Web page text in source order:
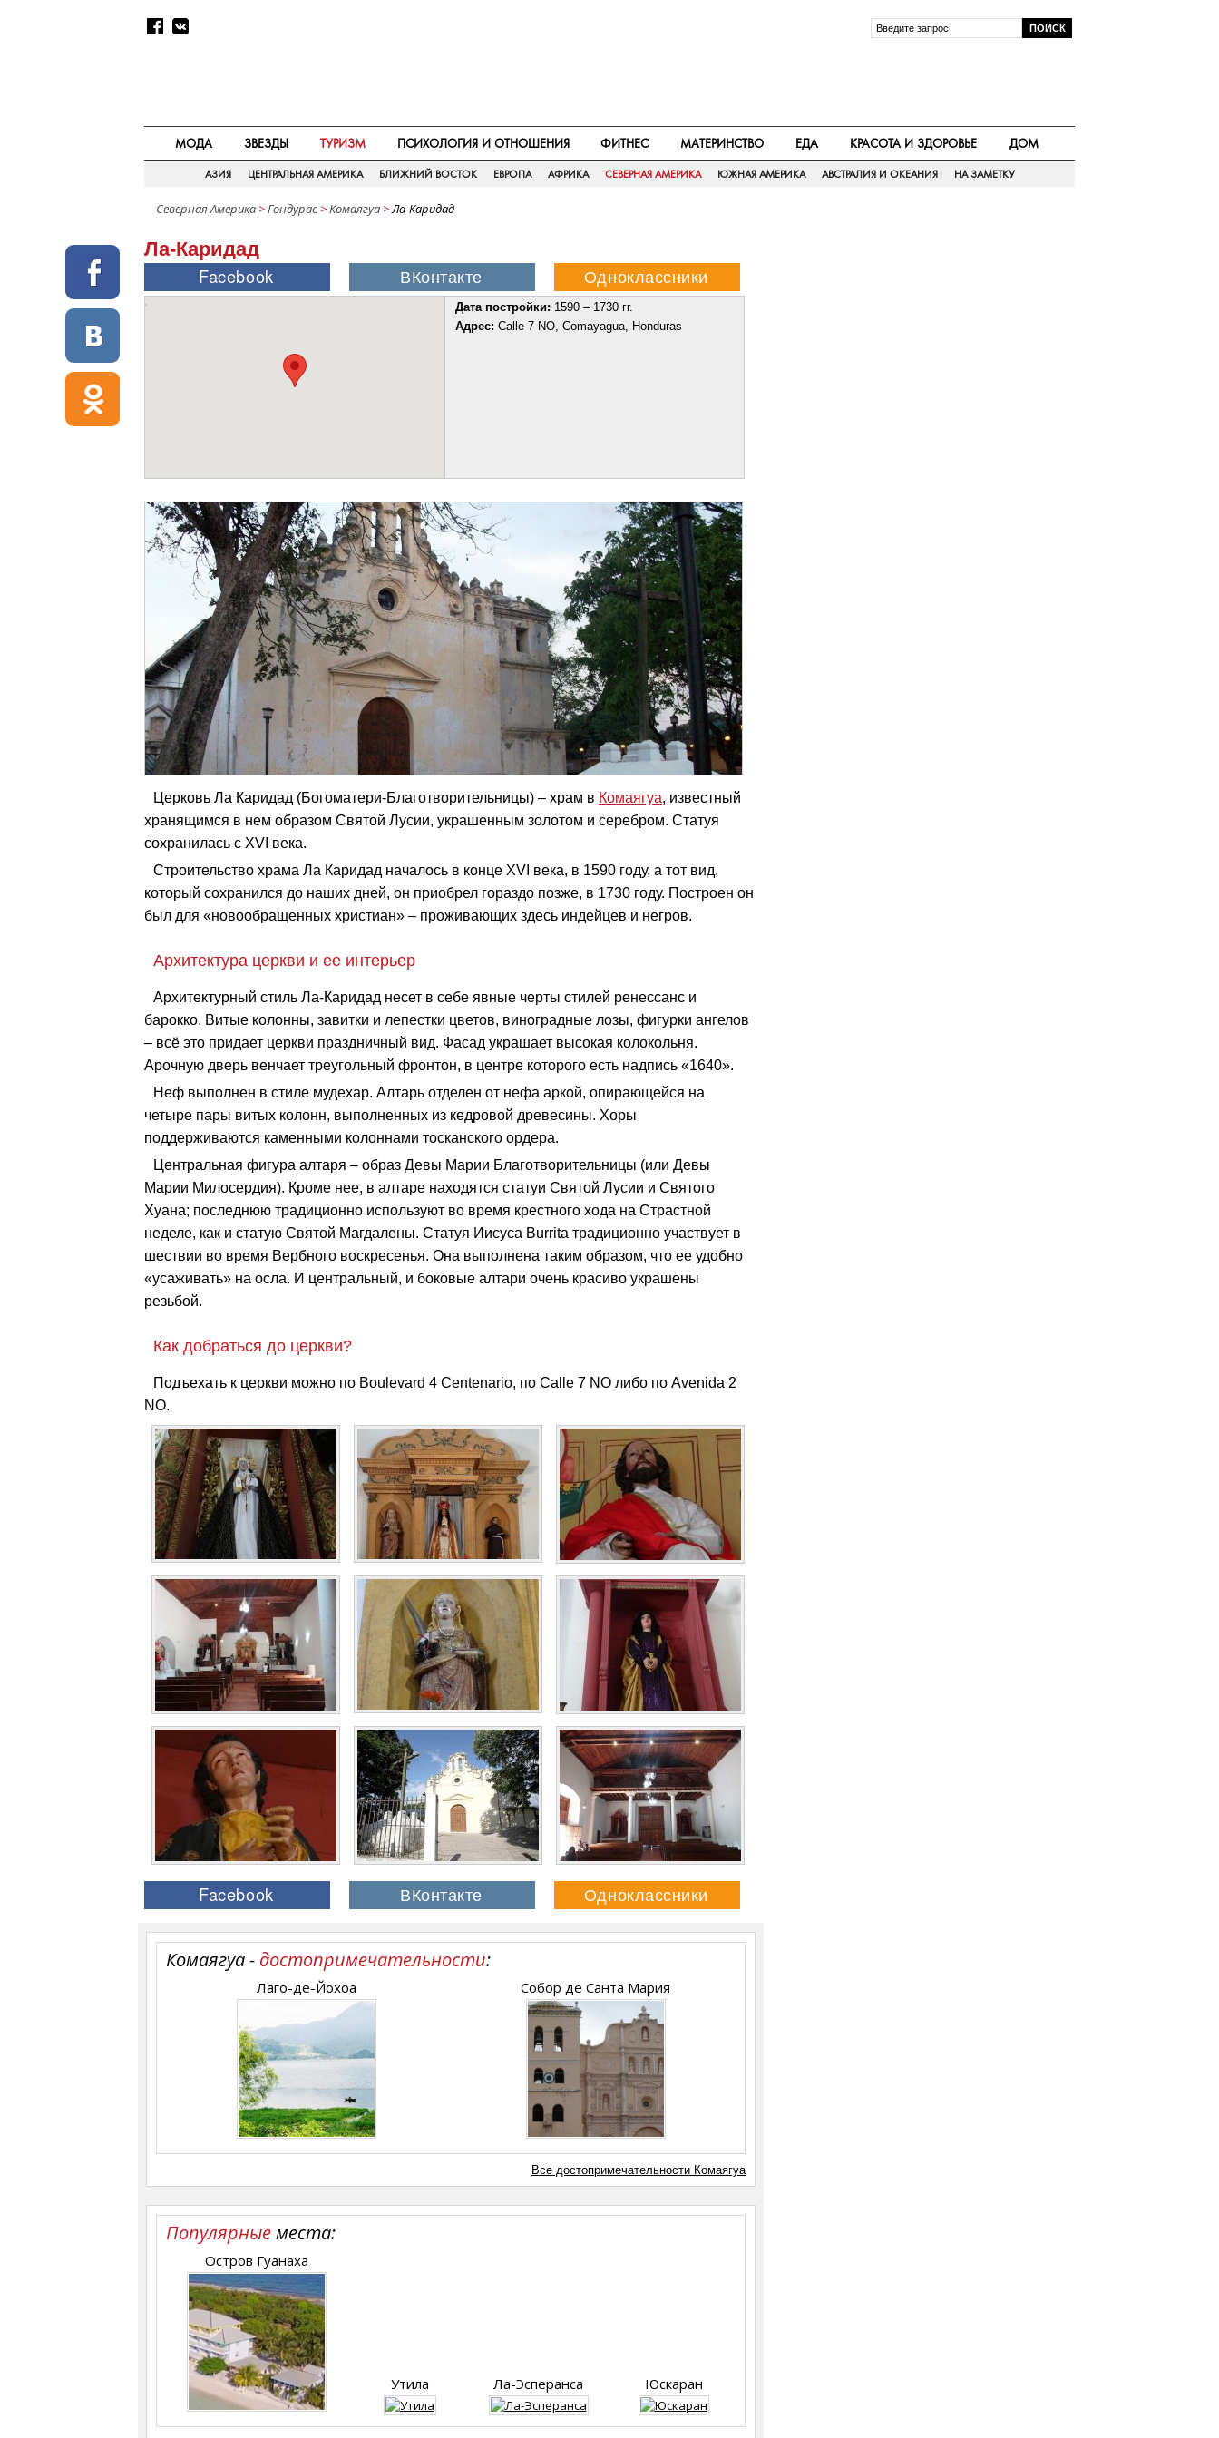
МОДА ЗВЕЗДЫ ТУРИЗМ ПСИХОЛОГИЯ И ОТНОШЕНИЯ ФИТНЕС МАТЕРИНСТВО ЕДА КРАСОТА И ЗДОРОВЬЕ ДОМ
АЗИЯ ЦЕНТРАЛЬНАЯ АМЕРИКА БЛИЖНИЙ ВОСТОК ЕВРОПА АФРИКА СЕВЕРНАЯ АМЕРИКА ЮЖНАЯ АМЕРИКА АВСТРАЛИЯ И ОКЕАНИЯ НА ЗАМЕТКУ
Северная Америка >Гондурас >Комаягуа >Ла-Каридад
Ла-Каридад
Дата постройки: 1590 – 1730 гг.
Адрес: Calle 7 NO, Comayagua, Honduras
Церковь Ла Каридад (Богоматери-Благотворительницы) – храм в Комаягуа, известный
хранящимся в нем образом Святой Лусии, украшенным золотом и серебром. Статуя
сохранилась с XVI века.
Строительство храма Ла Каридад началось в конце XVI века, в 1590 году, а тот вид,
который сохранился до наших дней, он приобрел гораздо позже, в 1730 году. Построен он
был для «новообращенных христиан» – проживающих здесь индейцев и негров.
Архитектура церкви и ее интерьер
Архитектурный стиль Ла-Каридад несет в себе явные черты стилей ренессанс и
барокко. Витые колонны, завитки и лепестки цветов, виноградные лозы, фигурки ангелов
– всё это придает церкви праздничный вид. Фасад украшает высокая колокольня.
Арочную дверь венчает треугольный фронтон, в центре которого есть надпись «1640».
Неф выполнен в стиле мудехар. Алтарь отделен от нефа аркой, опирающейся на
четыре пары витых колонн, выполненных из кедровой древесины. Хоры
поддерживаются каменными колоннами тосканского ордера.
Центральная фигура алтаря – образ Девы Марии Благотворительницы (или Девы
Марии Милосердия). Кроме нее, в алтаре находятся статуи Святой Лусии и Святого
Хуана; последнюю традиционно используют во время крестного хода на Страстной
неделе, как и статую Святой Магдалены. Статуя Иисуса Burrita традиционно участвует в
шествии во время Вербного воскресенья. Она выполнена таким образом, что ее удобно
«усаживать» на осла. И центральный, и боковые алтари очень красиво украшены
резьбой.
Как добраться до церкви?
Подъехать к церкви можно по Boulevard 4 Centenario, по Calle 7 NO либо по Avenida 2
NO.
Комаягуа - достопримечательности:
Лаго-де-Йохоа Собор де Санта Мария
Все достопримечательности Комаягуа
Популярныеместа:
Остров Гуанаха
Утила Ла-Эсперанса Юскаран